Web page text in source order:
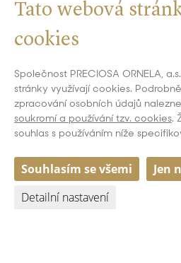
Tato webová
cookies
Společnost PRECIOSA ORNELA,
stránky využívají cookies.
zpracování osobních údajů
soukromí a používání tzv. cookies.
souhlas s používáním níže
Souhlasím se všemi
Jen
Detailní nastavení